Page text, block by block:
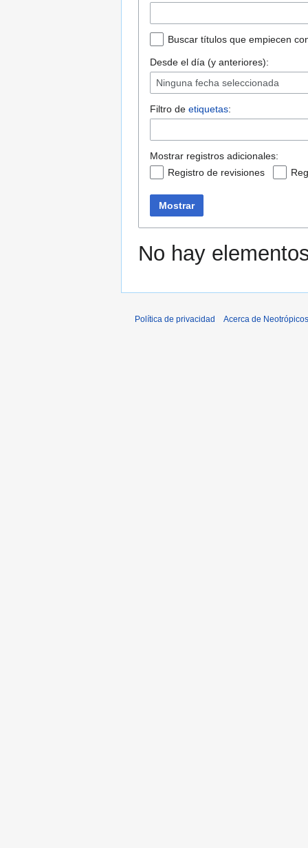
Buscar títulos que empiecen
Desde el día (y anteriores):
Ninguna fecha seleccionada
Filtro de etiquetas:
Mostrar registros adicionales:
Registro de revisiones
Mostrar
No hay
Política de privacidad Acerca de Neotrópicos